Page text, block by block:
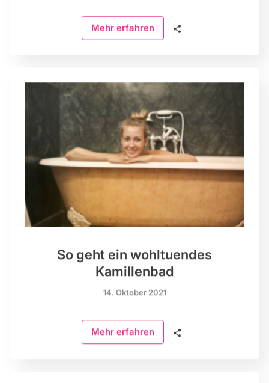
Mehr erfahren 🗣
So geht ein wohltuendes
Kamillenbad
14. Oktober 2021
Mehr erfahren 🗣